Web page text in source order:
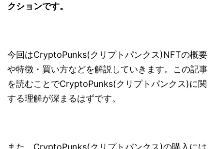
クションです。
今回はCryptoPunks(クリプトパンクス)NFTの概要
や特徴・買い方などを解説していきます。この記事
を読むことでCryptoPunks(クリプトパンクス)に関
する理解が深まるはずです。
また、CryptoPunks(クリプトパンクス)の購入には